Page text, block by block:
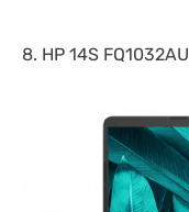
8. HP 14S FQ1032AU